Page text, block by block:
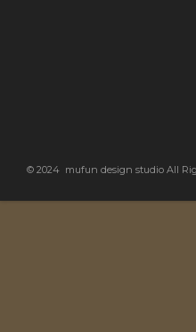
© 2024 mufun design studio All